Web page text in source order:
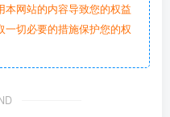
网站的内容导致您的权益
切必要的措施保护您的权